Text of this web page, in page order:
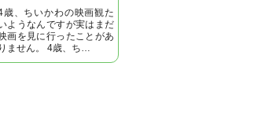
歳、ちいかわの映画観た
ようなんですが実はまだ
画を見に行ったことがあ
りません。 4歳、ち…